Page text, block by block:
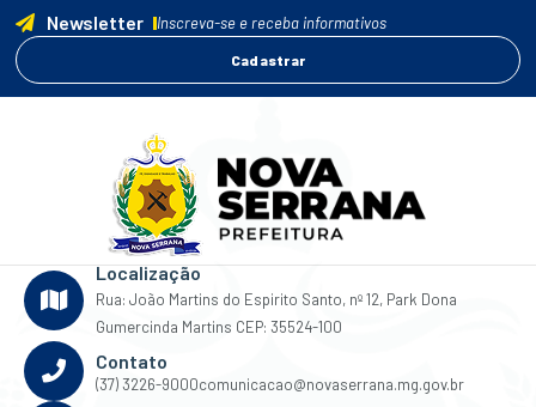
Newsletter Inscreva-se e receba informativos
Cadastrar
Localização
Rua: João Martins do Espirito Santo, nº 12, Park Dona
Gumercinda Martins CEP: 35524-100
Contato
(37) 3226-9000comunicacao@novaserrana.mg.gov.br